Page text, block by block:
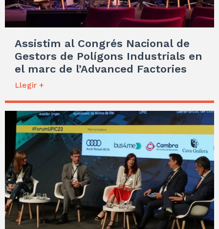
Assistim al Congrés Nacional de
Gestors de Polígons Industrials en
el marc de l’Advanced Factories
Llegir +